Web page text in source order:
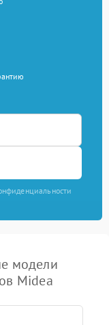
модели
Midea